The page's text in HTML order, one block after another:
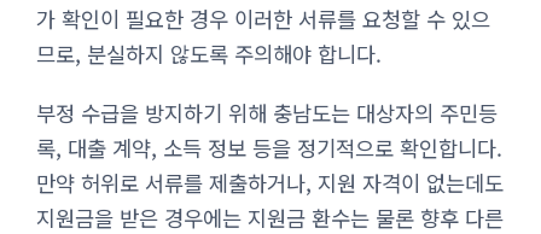
가 확인이 필요한 경우 이러한 서류를 요청할 수 있으
므로, 분실하지 않도록 주의해야 합니다.
부정 수급을 방지하기 위해 충남도는 대상자의 주민등
록, 대출 계약, 소득 정보 등을 정기적으로 확인합니다.
만약 허위로 서류를 제출하거나, 지원 자격이 없는데도
지원금을 받은 경우에는 지원금 환수는 물론 향후 다른